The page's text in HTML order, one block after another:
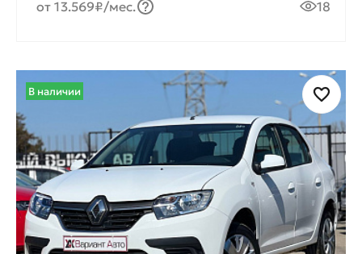
от 13.569₽/мес. 18
В наличии